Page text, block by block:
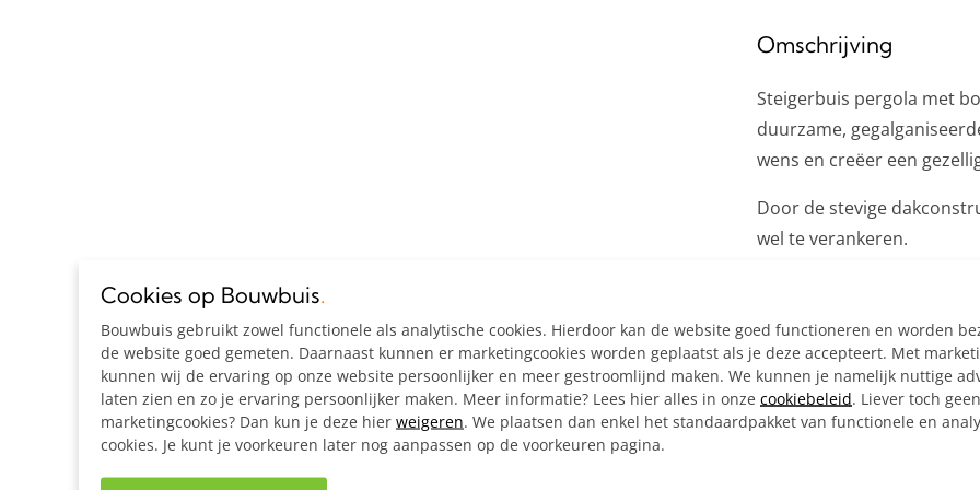
Omschrijving
Steigerbuis pergola met
duurzame,
wens en creëer een
Door de stevige
wel te verankeren.
4x 3-weg Hoekstuk Ø
4x Hoekstuk
6x Kort T-stuk Ø 21,3
Cookies op Bouwbuis.
Bouwbuis gebruikt zowel functionele als analytische cookies. Hierdoor kan de website goed functioneren en worden
de website goed gemeten. Daarnaast kunnen er marketingcookies worden geplaatst als je deze accepteert. Met
kunnen wij de ervaring op onze website persoonlijker en meer gestroomlijnd maken. We kunnen je namelijk nuttige
laten zien en zo je ervaring persoonlijker maken. Meer informatie? Lees hier alles in onze cookiebeleid. Liever toch geen
marketingcookies? Dan kun je deze hier weigeren. We plaatsen dan enkel het standaardpakket van functionele en
cookies. Je kunt je voorkeuren later nog aanpassen op de voorkeuren pagina.